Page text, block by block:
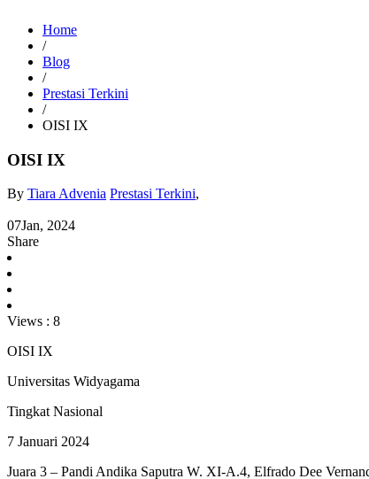
Home
/
Blog
/
Prestasi Terkini
/
OISI IX
OISI IX
By Tiara Advenia Prestasi Terkini,
07Jan, 2024
Share
Views : 8
OISI IX
Universitas Widyagama
Tingkat Nasional
7 Januari 2024
Juara 3 – Pandi Andika Saputra W. XI-A.4, Elfrado Dee